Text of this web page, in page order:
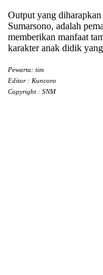
Output yang
Sumarsono, adalah
memberikan manfaat
karakter anak didik
Pewarta: tim
Editor : Kuncoro
Copyright : SNM